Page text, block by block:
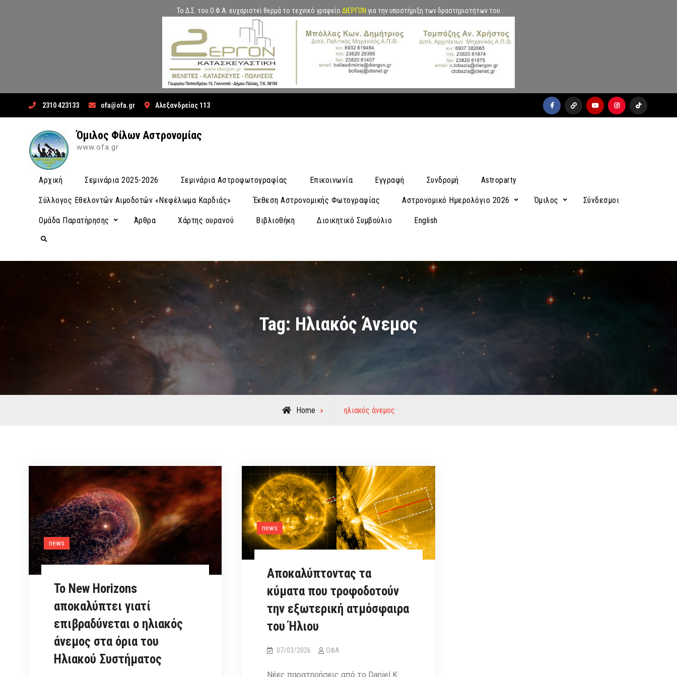
Το Δ.Σ. του Ο.Φ.Α. ευχαριστεί θερμά το τεχνικό γραφείο ΔΙΕΡΓΟΝ για την υποστήριξη των δραστηριοτήτων του
2310 423133 ofa@ofa.gr Αλεξανδρείας 113 facebook
x youtubeinstagramTiktok
Όμιλος Φίλων Αστρονομίας
www.ofa.gr
Αρχική Σεμινάρια 2025-2026 Σεμινάρια Αστροφωτογραφίας Επικοινωνία Εγγραφή Συνδρομή Astroparty
Σύλλογος Εθελοντών Αιμοδοτών «Νεφέλωμα Καρδιάς» Έκθεση Αστρονομικής Φωτογραφίας Αστρονομικό Ημερολόγιο 2026 Όμιλος Σύνδεσμοι
Ομάδα Παρατήρησης Άρθρα Χάρτης ουρανού Βιβλιοθήκη Διοικητικό Συμβούλιο English
Search
Tag: Ηλιακός Άνεμος
Home
Posts
ηλιακός άνεμος
news
Το New Horizons
αποκαλύπτει γιατί
επιβραδύνεται ο ηλιακός
άνεμος στα όρια του
Ηλιακού Συστήματος
news
Αποκαλύπτοντας τα
κύματα που τροφοδοτούν
την εξωτερική ατμόσφαιρα
του Ήλιου
07/03/2026 ΟΦΑ
Νέες παρατηρήσεις από το Daniel K.